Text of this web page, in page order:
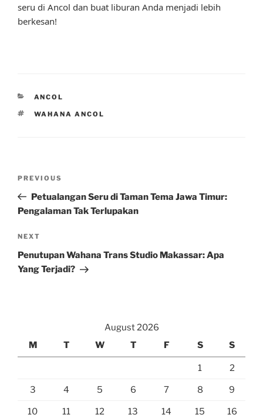
seru di Ancol dan buat liburan Anda menjadi lebih
berkesan!
CATEGORIES
ANCOL
TAGS
WAHANA ANCOL
Previous
Post
PREVIOUS
Petualangan Seru di Taman Tema Jawa Timur:
Pengalaman Tak Terlupakan
Next
Post
NEXT
Penutupan Wahana Trans Studio Makassar: Apa
Yang Terjadi?
August 2026
M
T W T F S S
1 2
3 4 5 6 7 8 9
10 11 12 13 14 15 16